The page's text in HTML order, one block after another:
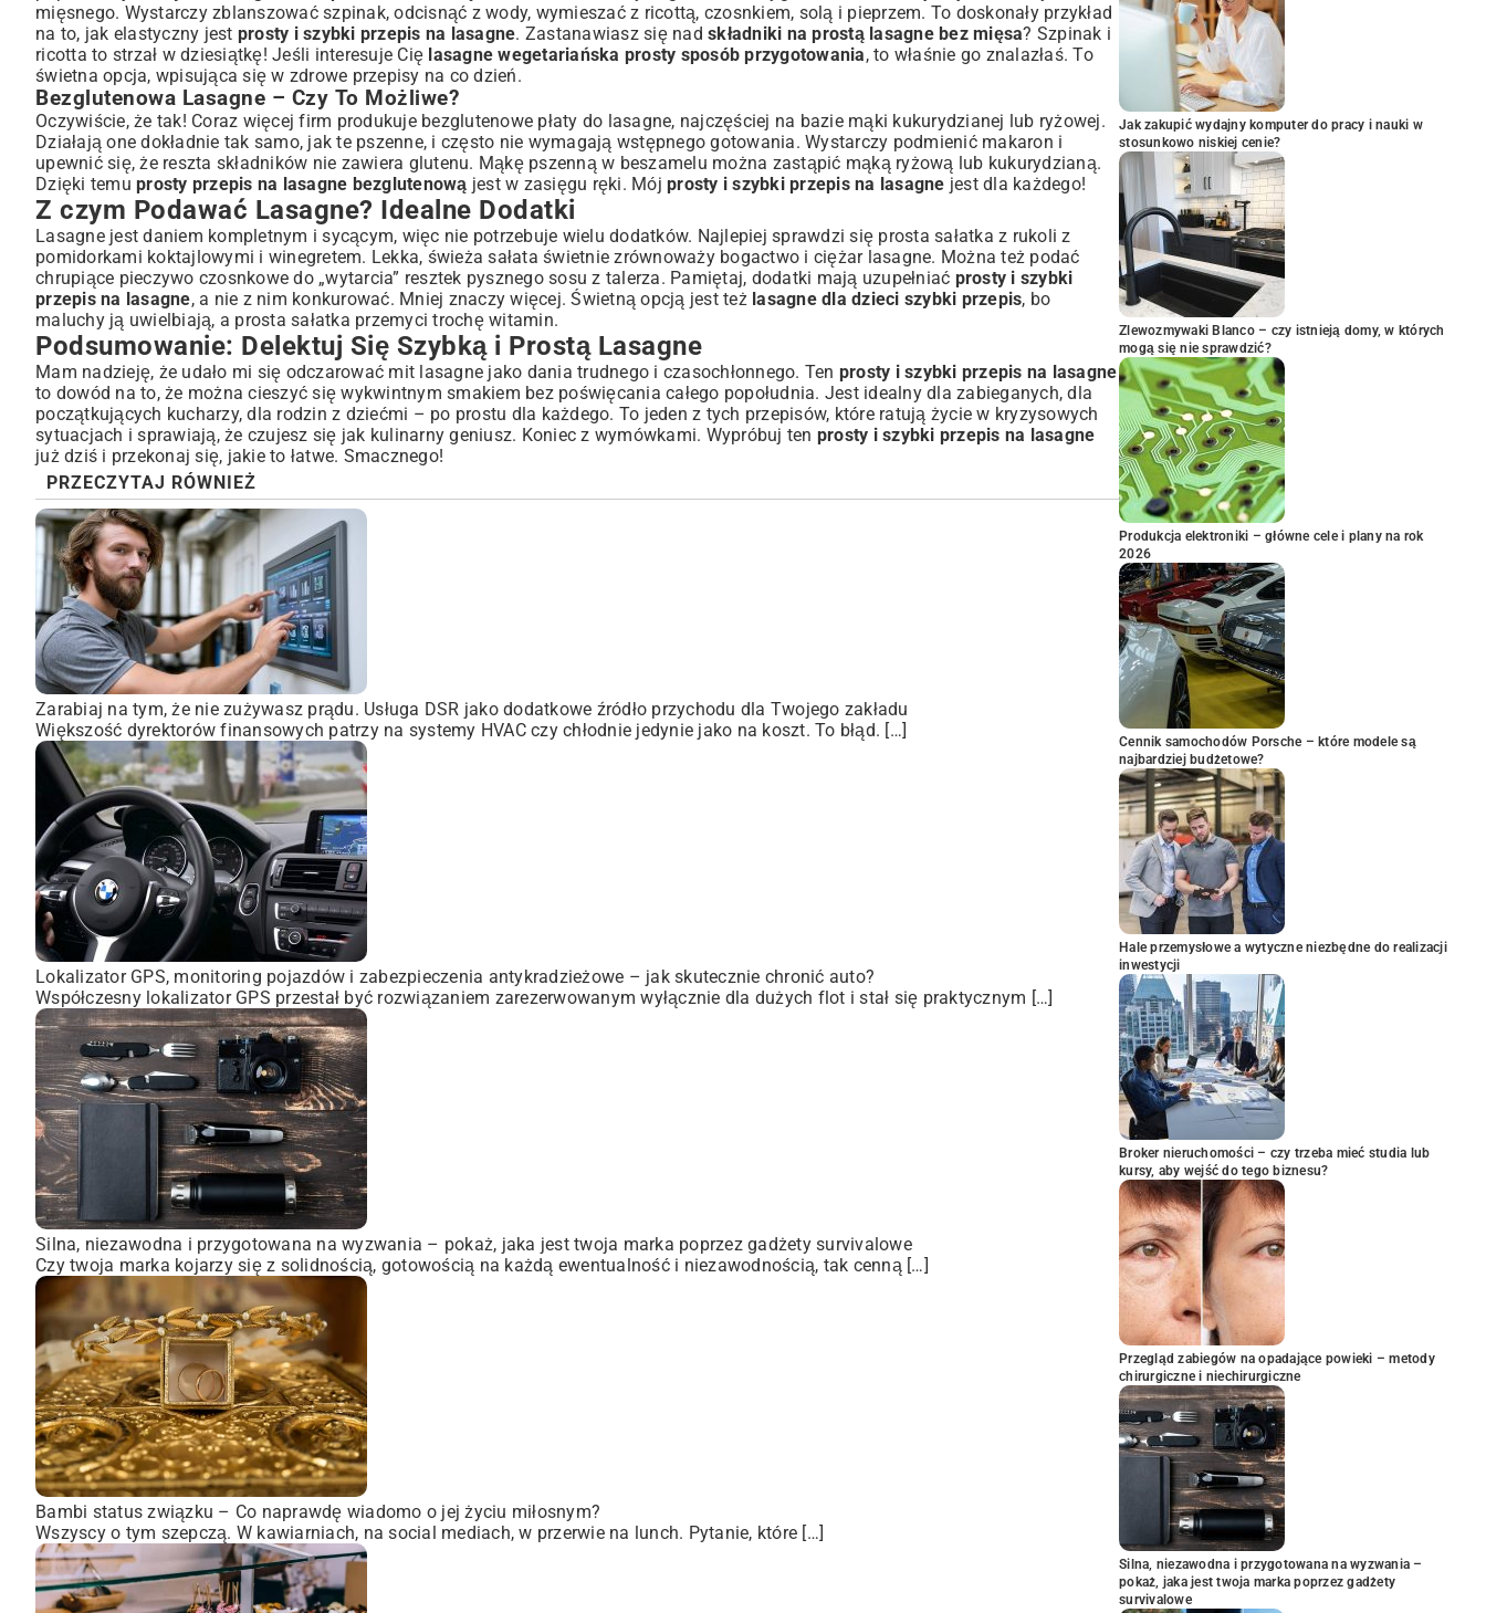
mięsnego. Wystarczy zblanszować szpinak, odcisnąć z wody, wymieszać z ricottą, czosnkiem, solą i pieprzem. To doskonały przykład
na to, jak elastyczny jest prosty i szybki przepis na lasagne. Zastanawiasz się nad składniki na prostą lasagne bez mięsa? Szpinak i
ricotta to strzał w dziesiątkę! Jeśli interesuje Cię lasagne wegetariańska prosty sposób przygotowania, to właśnie go znalazłaś. To
świetna opcja, wpisująca się w zdrowe przepisy na co dzień.
Bezglutenowa Lasagne – Czy To Możliwe?
Oczywiście, że tak! Coraz więcej firm produkuje bezglutenowe płaty do lasagne, najczęściej na bazie mąki kukurydzianej lub ryżowej.
Działają one dokładnie tak samo, jak te pszenne, i często nie wymagają wstępnego gotowania. Wystarczy podmienić makaron i
upewnić się, że reszta składników nie zawiera glutenu. Mąkę pszenną w beszamelu można zastąpić mąką ryżową lub kukurydzianą.
Dzięki temu prosty przepis na lasagne bezglutenową jest w zasięgu ręki. Mój prosty i szybki przepis na lasagne jest dla każdego!
Z czym Podawać Lasagne? Idealne Dodatki
Lasagne jest daniem kompletnym i sycącym, więc nie potrzebuje wielu dodatków. Najlepiej sprawdzi się prosta sałatka z rukoli z
pomidorkami koktajlowymi i winegretem. Lekka, świeża sałata świetnie zrównoważy bogactwo i ciężar lasagne. Można też podać
chrupiące pieczywo czosnkowe do „wytarcia” resztek pysznego sosu z talerza. Pamiętaj, dodatki mają uzupełniać prosty i szybki
przepis na lasagne, a nie z nim konkurować. Mniej znaczy więcej. Świetną opcją jest też lasagne dla dzieci szybki przepis, bo
maluchy ją uwielbiają, a prosta sałatka przemyci trochę witamin.
Podsumowanie: Delektuj Się Szybką i Prostą Lasagne
Mam nadzieję, że udało mi się odczarować mit lasagne jako dania trudnego i czasochłonnego. Ten prosty i szybki przepis na lasagne
to dowód na to, że można cieszyć się wykwintnym smakiem bez poświęcania całego popołudnia. Jest idealny dla zabieganych, dla
początkujących kucharzy, dla rodzin z dziećmi – po prostu dla każdego. To jeden z tych przepisów, które ratują życie w kryzysowych
sytuacjach i sprawiają, że czujesz się jak kulinarny geniusz. Koniec z wymówkami. Wypróbuj ten prosty i szybki przepis na lasagne
już dziś i przekonaj się, jakie to łatwe. Smacznego!
PRZECZYTAJ RÓWNIEŻ
Zarabiaj na tym, że nie zużywasz prądu. Usługa DSR jako dodatkowe źródło przychodu dla Twojego zakładu
Większość dyrektorów finansowych patrzy na systemy HVAC czy chłodnie jedynie jako na koszt. To błąd. […]
Lokalizator GPS, monitoring pojazdów i zabezpieczenia antykradzieżowe – jak skutecznie chronić auto?
Współczesny lokalizator GPS przestał być rozwiązaniem zarezerwowanym wyłącznie dla dużych flot i stał się praktycznym […]
Silna, niezawodna i przygotowana na wyzwania – pokaż, jaka jest twoja marka poprzez gadżety survivalowe
Czy twoja marka kojarzy się z solidnością, gotowością na każdą ewentualność i niezawodnością, tak cenną […]
Bambi status związku – Co naprawdę wiadomo o jej życiu miłosnym?
Wszyscy o tym szepczą. W kawiarniach, na social mediach, w przerwie na lunch. Pytanie, które […]
Jak zakupić wydajny komputer do pracy i nauki w
stosunkowo niskiej cenie?
Zlewozmywaki Blanco – czy istnieją domy, w których
mogą się nie sprawdzić?
Produkcja elektroniki – główne cele i plany na rok
2026
Cennik samochodów Porsche – które modele są
najbardziej budżetowe?
Hale przemysłowe a wytyczne niezbędne do realizacji
inwestycji
Broker nieruchomości – czy trzeba mieć studia lub
kursy, aby wejść do tego biznesu?
Przegląd zabiegów na opadające powieki – metody
chirurgiczne i niechirurgiczne
Silna, niezawodna i przygotowana na wyzwania –
pokaż, jaka jest twoja marka poprzez gadżety
survivalowe